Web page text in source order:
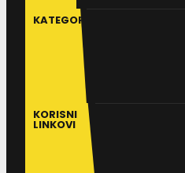
KATEGORIJE
KORISNI
LINKOVI